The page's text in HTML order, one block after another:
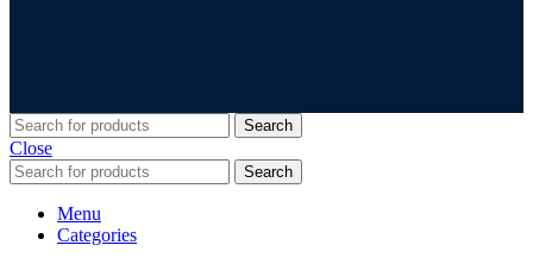
Search
Close
Search
Menu
Categories